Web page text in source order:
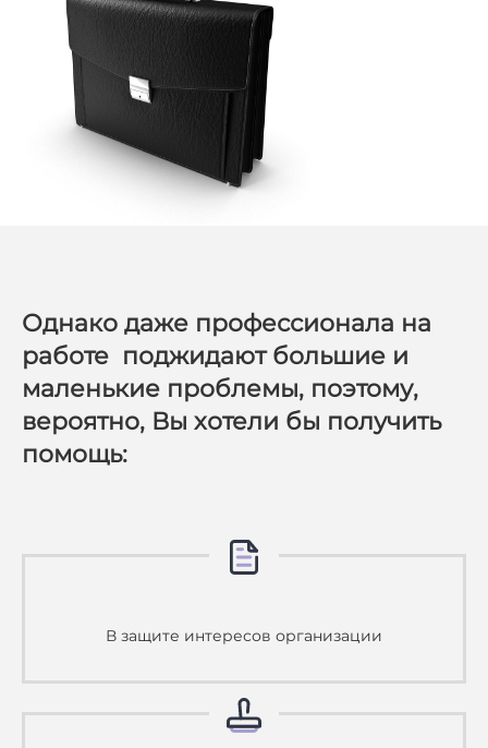
Однако даже профессионала на
работе поджидают большие и
маленькие проблемы, поэтому,
вероятно, Вы хотели бы получить
помощь:
В защите интересов организации